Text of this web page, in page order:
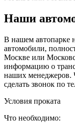
Наши
В нашем автопарке
автомобили,
Москве или
информацию о
наших менеджеров.
сделать звонок по
Условия проката
Что необходимо: